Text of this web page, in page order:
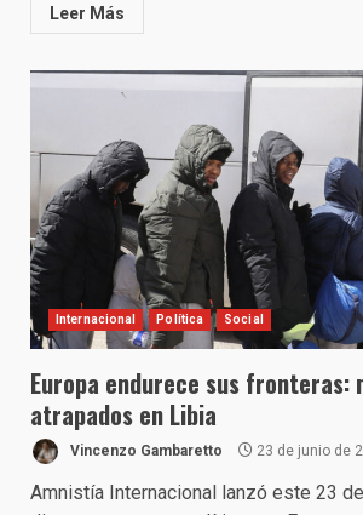
Leer Más
Internacional Política Social
Europa endurece sus fronteras:
atrapados en Libia
Vincenzo Gambaretto 23 de junio de
Amnistía Internacional lanzó este 23